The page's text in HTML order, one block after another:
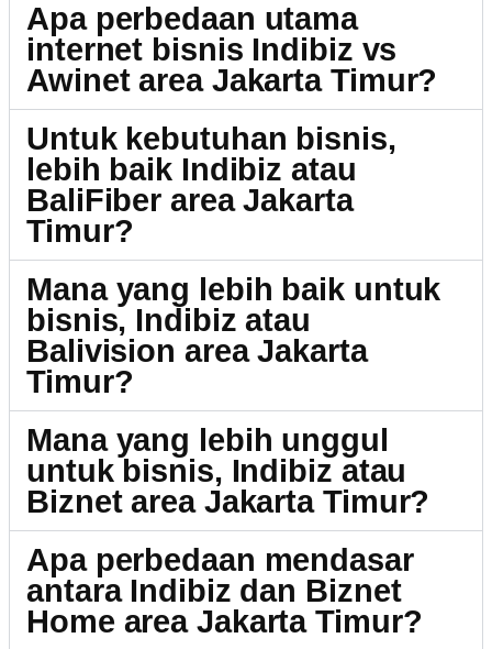
Apa perbedaan utama
internet bisnis Indibiz vs
Awinet area Jakarta Timur?
Untuk kebutuhan bisnis,
lebih baik Indibiz atau
BaliFiber area Jakarta
Timur?
Mana yang lebih baik untuk
bisnis, Indibiz atau
Balivision area Jakarta
Timur?
Mana yang lebih unggul
untuk bisnis, Indibiz atau
Biznet area Jakarta Timur?
Apa perbedaan mendasar
antara Indibiz dan Biznet
Home area Jakarta Timur?